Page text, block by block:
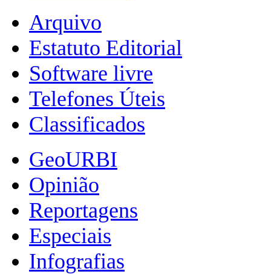
Arquivo
Estatuto Editorial
Software livre
Telefones Úteis
Classificados
GeoURBI
Opinião
Reportagens
Especiais
Infografias